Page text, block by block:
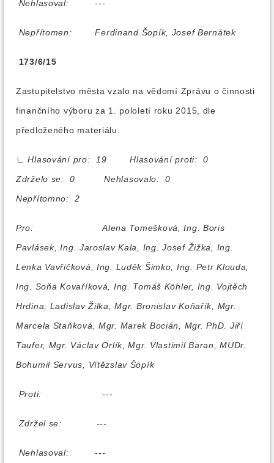
Nehlasoval: ---
Nepřítomen: Ferdinand Šopík, Josef Bernátek
173/6/15
Zastupitelstvo města vzalo na vědomí Zprávu o činnosti
finančního výboru za 1. pololetí roku 2015, dle
předloženého materiálu.
∟
Hlasování pro: 19 Hlasování proti: 0
Zdrželo se: 0 Nehlasovalo: 0
Nepřítomno: 2
Pro:
Alena Tomešková, Ing. Boris
Pavlásek, Ing. Jaroslav Kala, Ing. Josef Žižka, Ing.
Lenka Vavřičková, Ing. Luděk Šimko, Ing. Petr Klouda,
Ing. Soňa Kovaříková, Ing. Tomáš Köhler, Ing. Vojtěch
Hrdina, Ladislav Žilka, Mgr. Bronislav Koňařík, Mgr.
Marcela Staňková, Mgr. Marek Bocián, Mgr. PhD. Jiří
Taufer, Mgr. Václav Orlík, Mgr. Vlastimil Baran, MUDr.
Bohumil Servus, Vítězslav Šopík
Proti: ---
Zdržel se: ---
Nehlasoval: ---